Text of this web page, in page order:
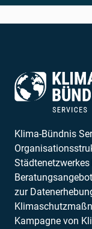
Klima-Bündnis
zur
Kampagne von